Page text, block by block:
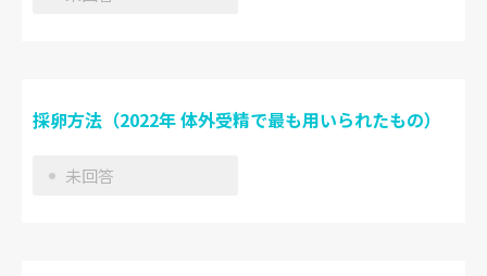
採卵方法（2022年 体外受精で最も用いられたもの）
未回答